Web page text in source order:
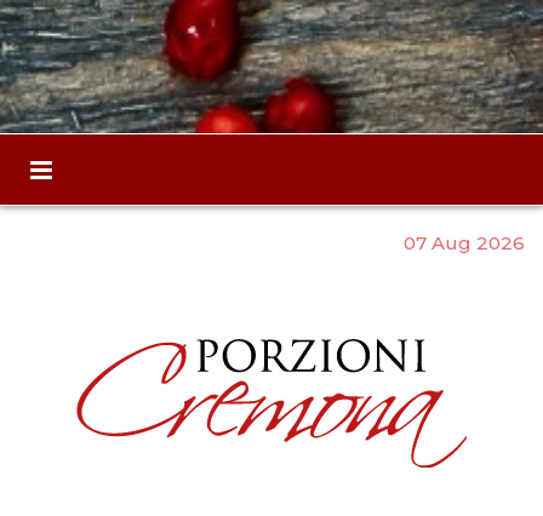
07 Aug 2026